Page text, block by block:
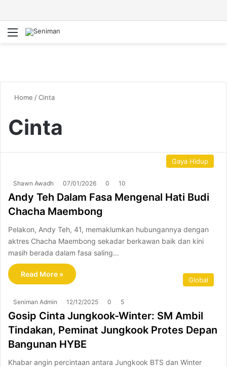
Menu
Home /Cinta
Cinta
Gaya Hidup
Shawn Awadh 07/01/2026 0 10
Andy Teh Dalam Fasa Mengenal Hati Budi
Chacha Maembong
Pelakon, Andy Teh, 41, memaklumkan hubungannya dengan
aktres Chacha Maembong sekadar berkawan baik dan kini
masih berada dalam fasa saling…
Read More »
Global
Seniman Admin 12/12/2025 0 5
Gosip Cinta Jungkook-Winter: SM Ambil
Tindakan, Peminat Jungkook Protes Depan
Bangunan HYBE
Khabar angin percintaan antara Jungkook BTS dan Winter